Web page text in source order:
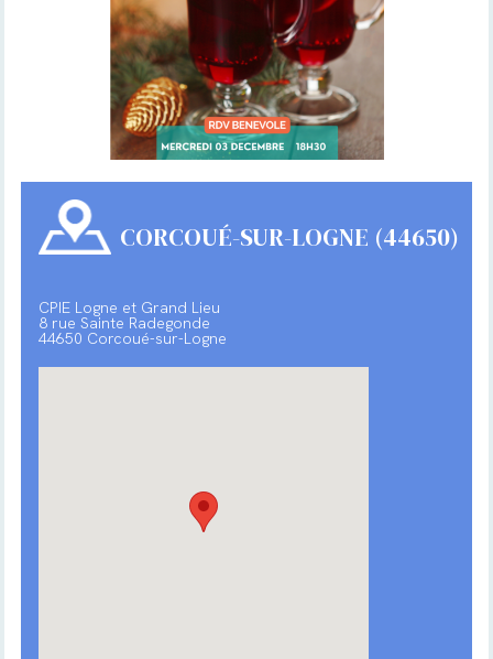
CORCOUÉ-SUR-LOGNE (44650)
CPIE Logne et Grand Lieu
8 rue Sainte Radegonde
44650 Corcoué-sur-Logne